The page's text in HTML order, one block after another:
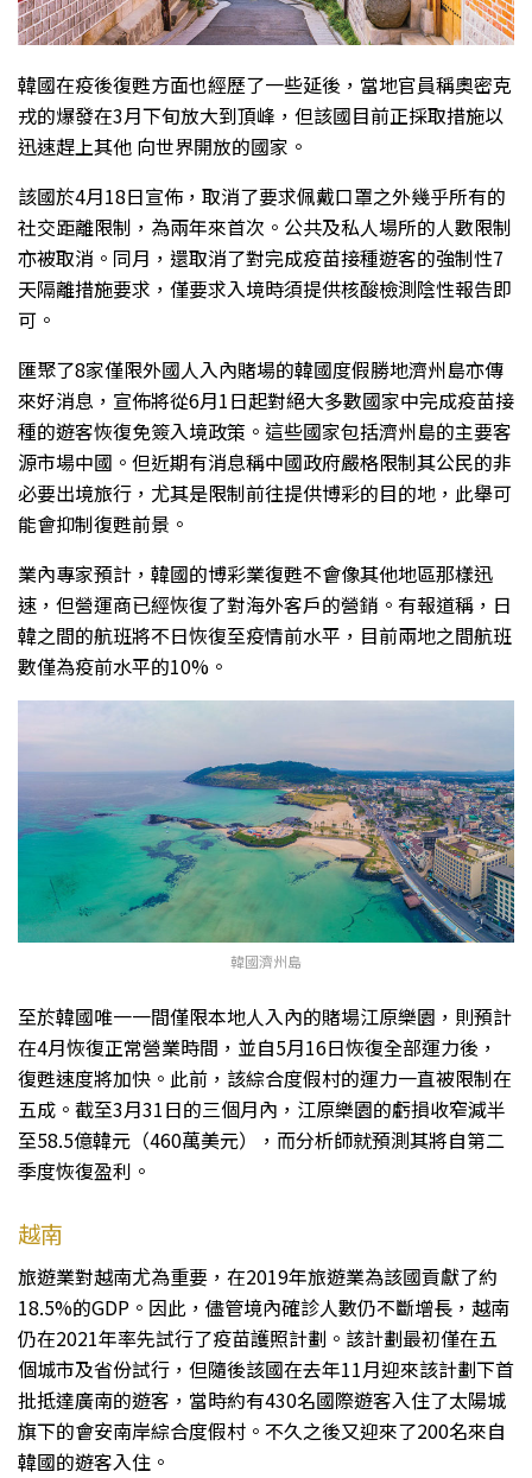
韓國在疫後復甦方面也經歷了一些延後，當地官員稱奧密克
戎的爆發在3月下旬放大到頂峰，但該國目前正採取措施以
迅速趕上其他 向世界開放的國家。
該國於4月18日宣佈，取消了要求佩戴口罩之外幾乎所有的
社交距離限制，為兩年來首次。公共及私人場所的人數限制
亦被取消。同月，還取消了對完成疫苗接種遊客的強制性7
天隔離措施要求，僅要求入境時須提供核酸檢測陰性報告即
可。
匯聚了8家僅限外國人入內賭場的韓國度假勝地濟州島亦傳
來好消息，宣佈將從6月1日起對絕大多數國家中完成疫苗接
種的遊客恢復免簽入境政策。這些國家包括濟州島的主要客
源市場中國。但近期有消息稱中國政府嚴格限制其公民的非
必要出境旅行，尤其是限制前往提供博彩的目的地，此舉可
能會抑制復甦前景。
業內專家預計，韓國的博彩業復甦不會像其他地區那樣迅
速，但營運商已經恢復了對海外客戶的營銷。有報道稱，日
韓之間的航班將不日恢復至疫情前水平，目前兩地之間航班
數僅為疫前水平的10%。
韓國濟州島
至於韓國唯一一間僅限本地人入內的賭場江原樂園，則預計
在4月恢復正常營業時間，並自5月16日恢復全部運力後，
復甦速度將加快。此前，該綜合度假村的運力一直被限制在
五成。截至3月31日的三個月內，江原樂園的虧損收窄減半
至58.5億韓元（460萬美元），而分析師就預測其將自第二
季度恢復盈利。
越南
旅遊業對越南尤為重要，在2019年旅遊業為該國貢獻了約
18.5%的GDP。因此，儘管境內確診人數仍不斷增長，越南
仍在2021年率先試行了疫苗護照計劃。該計劃最初僅在五
個城市及省份試行，但隨後該國在去年11月迎來該計劃下首
批抵達廣南的遊客，當時約有430名國際遊客入住了太陽城
旗下的會安南岸綜合度假村。不久之後又迎來了200名來自
韓國的遊客入住。